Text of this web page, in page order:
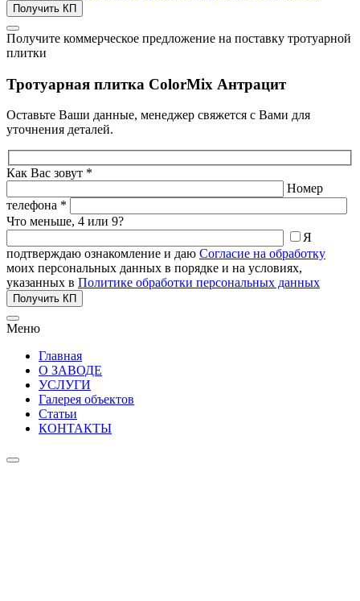
Получить КП
Получите коммерческое предложение на поставку тротуарной
плитки
Тротуарная плитка ColorMix Антрацит
Оставьте Ваши данные, менеджер свяжется с Вами для
уточнения деталей.
Как Вас зовут *
Номер
телефона *
Что меньше, 4 или 9?
Я
подтверждаю ознакомление и даю Согласие на обработку
моих персональных данных в порядке и на условиях,
указанных в Политике обработки персональных данных
Получить КП
Меню
Главная
О ЗАВОДЕ
УСЛУГИ
Галерея объектов
Статьи
КОНТАКТЫ